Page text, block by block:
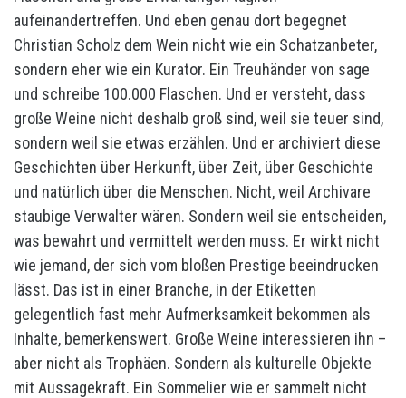
aufeinandertreffen. Und eben genau dort begegnet
Christian Scholz dem Wein nicht wie ein Schatzanbeter,
sondern eher wie ein Kurator. Ein Treuhänder von sage
und schreibe 100.000 Flaschen. Und er versteht, dass
große Weine nicht deshalb groß sind, weil sie teuer sind,
sondern weil sie etwas erzählen. Und er archiviert diese
Geschichten über Herkunft, über Zeit, über Geschichte
und natürlich über die Menschen. Nicht, weil Archivare
staubige Verwalter wären. Sondern weil sie entscheiden,
was bewahrt und vermittelt werden muss. Er wirkt nicht
wie jemand, der sich vom bloßen Prestige beeindrucken
lässt. Das ist in einer Branche, in der Etiketten
gelegentlich fast mehr Aufmerksamkeit bekommen als
Inhalte, bemerkenswert. Große Weine interessieren ihn –
aber nicht als Trophäen. Sondern als kulturelle Objekte
mit Aussagekraft. Ein Sommelier wie er sammelt nicht